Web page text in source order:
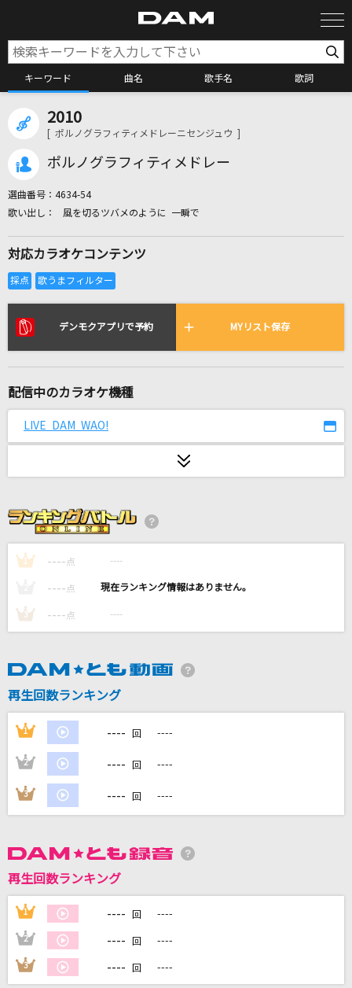
キーワード 曲名 歌手名 歌詞
リアルタイムで歌われている曲の一覧
海の声
Pretender
[生音]君じゃなきゃダメみたい(Animelo Summ
er Live 2015 -THE GATE-Ver.)
Futuristic Player
橋本みゆき
[生音]さよならの向う側
山口百恵
ESCAPE
MOON CHILD(Moon Child)
倍倍FIGHT!
CANDY TUNE
[生音]ピースサイン
米津玄師
[生音]裸の勇者
Vaundy
もっと見る
2010
[ ポルノグラフィティメドレーニセンジュウ ]
ポルノグラフィティメドレー
選曲番号： 4634-54
風を切るツバメのように 一瞬で
対応カラオケコンテンツ
デンモクアプリで予約 MYリスト保存
配信中のカラオケ機種
LIVE DAM WAO!
1 ---- 点 ----
---- 点 ----
3 ---- 点 ----
再生回数ランキング
1 ---- 回 ----
2 ---- 回 ----
3 ---- 回 ----
再生回数ランキング
1 ---- 回 ----
2 ---- 回 ----
3 ---- 回 ----